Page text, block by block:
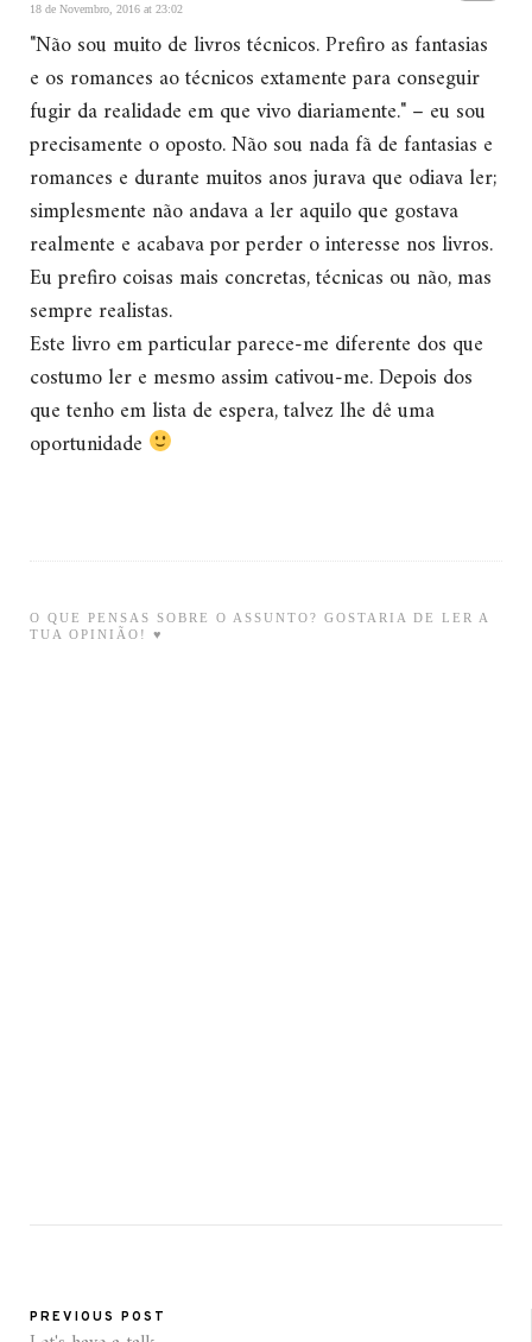
18 de Novembro, 2016 at 23:02
"Não sou muito de livros técnicos. Prefiro as fantasias
e os romances ao técnicos extamente para conseguir
fugir da realidade em que vivo diariamente." – eu sou
precisamente o oposto. Não sou nada fã de fantasias e
romances e durante muitos anos jurava que odiava ler;
simplesmente não andava a ler aquilo que gostava
realmente e acabava por perder o interesse nos livros.
Eu prefiro coisas mais concretas, técnicas ou não, mas
sempre realistas.
Este livro em particular parece-me diferente dos que
costumo ler e mesmo assim cativou-me. Depois dos
que tenho em lista de espera, talvez lhe dê uma
oportunidade
O QUE PENSAS SOBRE O ASSUNTO? GOSTARIA DE LER A
TUA OPINIÃO! ♥
PREVIOUS POST